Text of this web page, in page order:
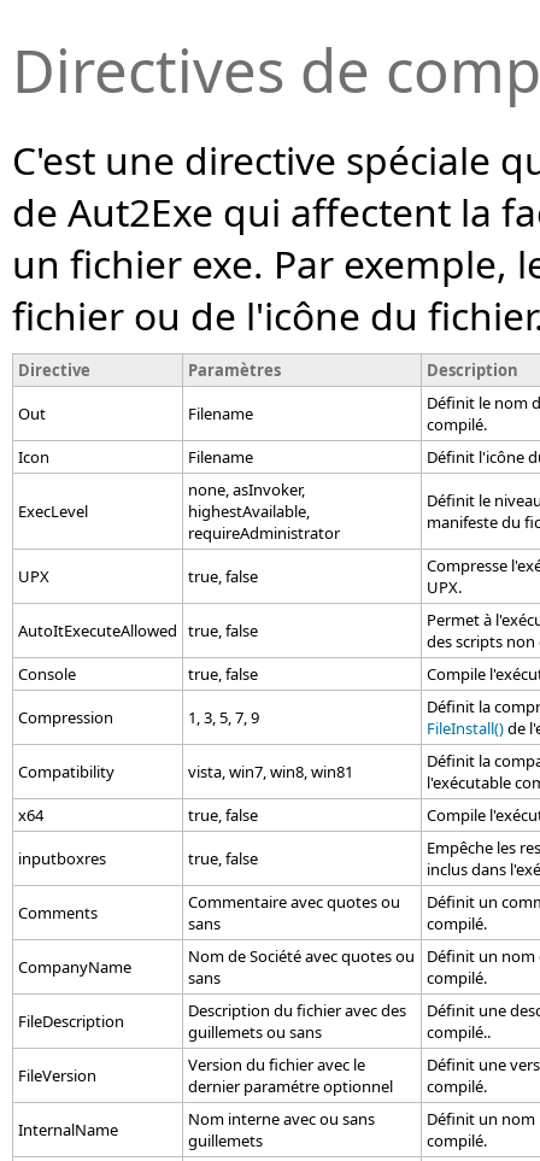
Directives de
C'est une directive spéciale
de Aut2Exe qui affectent la
un fichier exe. Par exemple,
fichier ou de l'icône du
Directive Paramètres
Description
Out
Filename
Définit le nom
compilé.
Icon
Filename Définit l'icône
ExecLevel
none, asInvoker,
highestAvailable,
requireAdministrator
Définit le
manifeste du
UPX true, false
Compresse
UPX.
AutoItExecuteAllowed true, false
Permet à
des scripts non
Console
true, false
Compile
Compression
1, 3, 5, 7, 9
Définit la
FileInstall()de
Compatibility
vista, win7, win8, win81
Définit la
l'exécutable
x64
true, false
Compile
inputboxres
true, false
Empêche les
inclus dans
Comments
Commentaire avec quotes ou
sans
Définit un
compilé.
CompanyName
Nom de Société avec quotes ou
sans
Définit un nom
compilé.
FileDescription
Description du fichier avec des
guillemets ou sans
Définit une
compilé..
FileVersion
Version du fichier avec le
dernier paramétre optionnel
Définit une
compilé.
InternalName
Nom interne avec ou sans
guillemets
Définit un nom
compilé.